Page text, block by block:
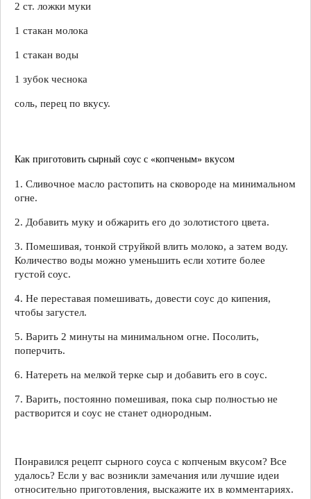
2 ст. ложки муки
1 стакан молока
1 стакан воды
1 зубок чеснока
соль, перец по вкусу.
Как приготовить сырный соус с «копченым» вкусом
1. Сливочное масло растопить на сковороде на минимальном
огне.
2. Добавить муку и обжарить его до золотистого цвета.
3. Помешивая, тонкой струйкой влить молоко, а затем воду.
Количество воды можно уменьшить если хотите более
густой соус.
4. Не переставая помешивать, довести соус до кипения,
чтобы загустел.
5. Варить 2 минуты на минимальном огне. Посолить,
поперчить.
6. Натереть на мелкой терке сыр и добавить его в соус.
7. Варить, постоянно помешивая, пока сыр полностью не
растворится и соус не станет однородным.
Понравился рецепт сырного соуса с копченым вкусом? Все
удалось? Если у вас возникли замечания или лучшие идеи
относительно приготовления, выскажите их в комментариях.